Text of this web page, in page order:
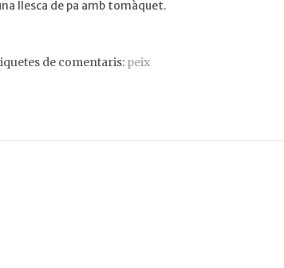
llesca de pa amb tomàquet.
de comentaris: peix